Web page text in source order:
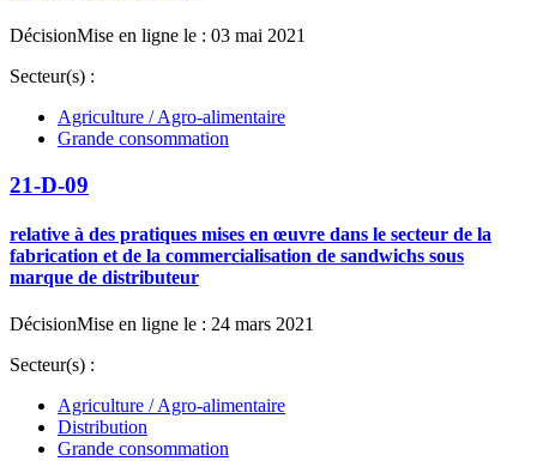
DécisionMise en ligne le : 03 mai 2021
Secteur(s) :
Agriculture / Agro-alimentaire
Grande consommation
21-D-09
relative à des pratiques mises en œuvre dans le secteur de la
fabrication et de la commercialisation de sandwichs sous
marque de distributeur
DécisionMise en ligne le : 24 mars 2021
Secteur(s) :
Agriculture / Agro-alimentaire
Distribution
Grande consommation